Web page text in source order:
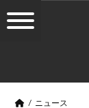
ニュース